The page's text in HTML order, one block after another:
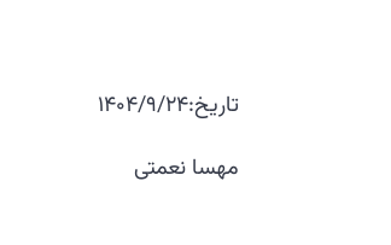
تاریخ:1404/9/24
مهسا نعمتی